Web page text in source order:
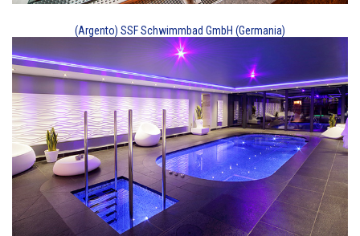
(Argento) SSF Schwimmbad GmbH (Germania)